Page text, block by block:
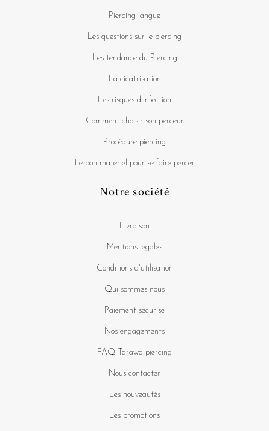
Piercing langue
Les questions sur le piercing
Les tendance du Piercing
La cicatrisation
Les risques d'infection
Comment choisir son perceur
Procédure piercing
Le bon matériel pour se faire percer
Notre société
Livraison
Mentions légales
Conditions d'utilisation
Qui sommes nous
Paiement sécurisé
Nos engagements
FAQ Tarawa piercing
Nous contacter
Les nouveautés
Les promotions